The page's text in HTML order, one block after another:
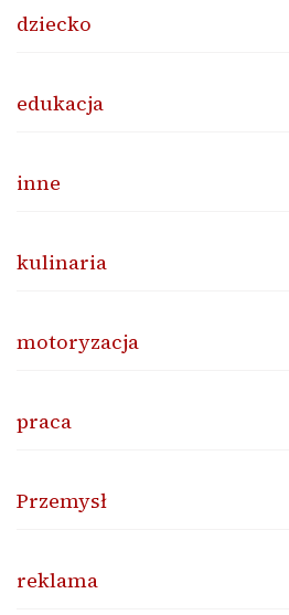
dziecko
edukacja
inne
kulinaria
motoryzacja
praca
Przemysł
reklama